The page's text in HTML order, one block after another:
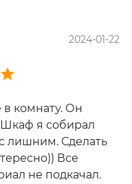
2024-01-22
комнату. Он
я собирал
лишним. Сделать
Все
не подкачал.